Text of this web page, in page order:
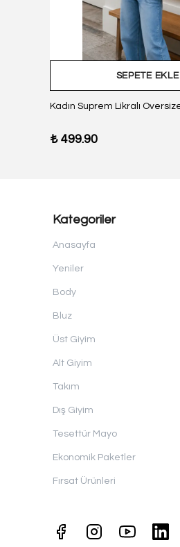
SEPETE EKLE
₺ 499.90
Kategoriler
Anasayfa
Yeniler
Body
Bluz
Üst Giyim
Alt Giyim
Takım
Dış Giyim
Tesettür Mayo
Ekonomik Paketler
Fırsat Ürünleri